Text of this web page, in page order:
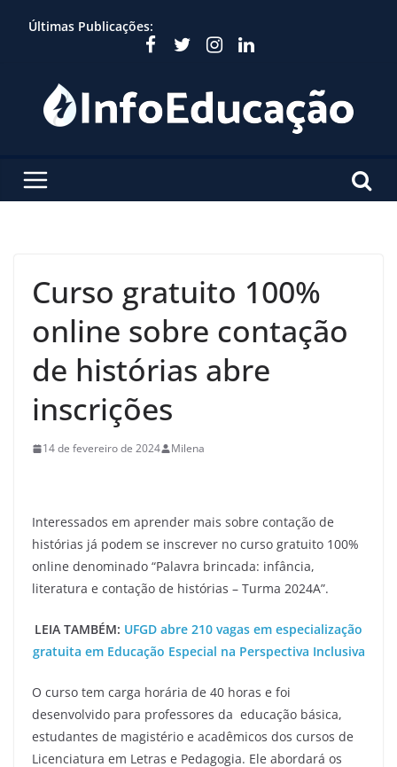
Últimas Publicações:
Curso gratuito 100%
online sobre contação
de histórias abre
inscrições
14 de fevereiro de 2024 Milena
Interessados em aprender mais sobre contação de
histórias já podem se inscrever no curso gratuito 100%
online denominado “Palavra brincada: infância,
literatura e contação de histórias – Turma 2024A”.
LEIA TAMBÉM: UFGD abre 210 vagas em especialização
gratuita em Educação Especial na Perspectiva Inclusiva
O curso tem carga horária de 40 horas e foi
desenvolvido para professores da educação básica,
estudantes de magistério e acadêmicos dos cursos de
Licenciatura em Letras e Pedagogia. Ele abordará os